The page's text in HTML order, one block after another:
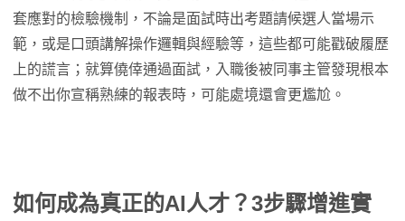
套應對的檢驗機制，不論是面試時出考題請候選人當場示
範，或是口頭講解操作邏輯與經驗等，這些都可能戳破履歷
上的謊言；就算僥倖通過面試，入職後被同事主管發現根本
做不出你宣稱熟練的報表時，可能處境還會更尷尬。
如何成為真正的AI人才？3步驟增進實